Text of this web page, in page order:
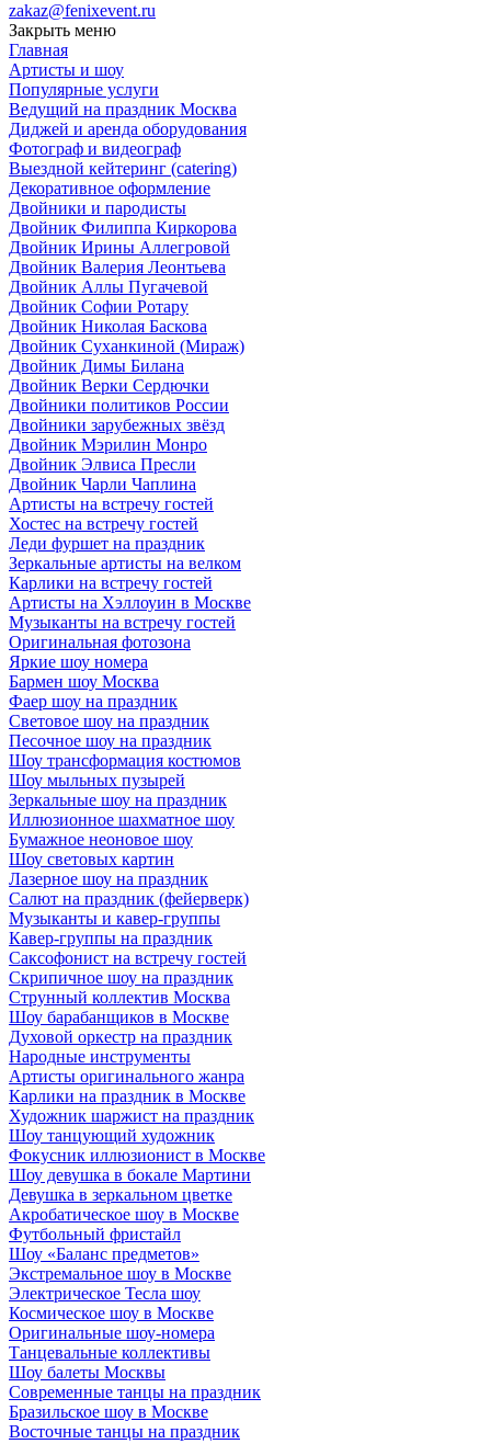
zakaz@fenixevent.ru
Закрыть меню
Главная
Артисты и шоу
Популярные услуги
Ведущий на праздник Москва
Диджей и аренда оборудования
Фотограф и видеограф
Выездной кейтеринг (catering)
Декоративное оформление
Двойники и пародисты
Двойник Филиппа Киркорова
Двойник Ирины Аллегровой
Двойник Валерия Леонтьева
Двойник Аллы Пугачевой
Двойник Софии Ротару
Двойник Николая Баскова
Двойник Суханкиной (Мираж)
Двойник Димы Билана
Двойник Верки Сердючки
Двойники политиков России
Двойники зарубежных звёзд
Двойник Мэрилин Монро
Двойник Элвиса Пресли
Двойник Чарли Чаплина
Артисты на встречу гостей
Хостес на встречу гостей
Леди фуршет на праздник
Зеркальные артисты на велком
Карлики на встречу гостей
Артисты на Хэллоуин в Москве
Музыканты на встречу гостей
Оригинальная фотозона
Яркие шоу номера
Бармен шоу Москва
Фаер шоу на праздник
Световое шоу на праздник
Песочное шоу на праздник
Шоу трансформация костюмов
Шоу мыльных пузырей
Зеркальные шоу на праздник
Иллюзионное шахматное шоу
Бумажное неоновое шоу
Шоу световых картин
Лазерное шоу на праздник
Салют на праздник (фейерверк)
Музыканты и кавер-группы
Кавер-группы на праздник
Саксофонист на встречу гостей
Скрипичное шоу на праздник
Струнный коллектив Москва
Шоу барабанщиков в Москве
Духовой оркестр на праздник
Народные инструменты
Артисты оригинального жанра
Карлики на праздник в Москве
Художник шаржист на праздник
Шоу танцующий художник
Фокусник иллюзионист в Москве
Шоу девушка в бокале Мартини
Девушка в зеркальном цветке
Акробатическое шоу в Москве
Футбольный фристайл
Шоу «Баланс предметов»
Экстремальное шоу в Москве
Электрическое Тесла шоу
Космическое шоу в Москве
Оригинальные шоу-номера
Танцевальные коллективы
Шоу балеты Москвы
Современные танцы на праздник
Бразильское шоу в Москве
Восточные танцы на праздник